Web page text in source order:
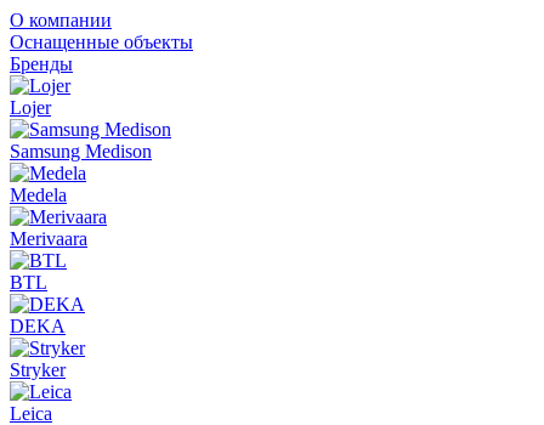
О компании
Оснащенные объекты
Бренды
Lojer
Samsung Medison
Medela
Merivaara
BTL
DEKA
Stryker
Leica